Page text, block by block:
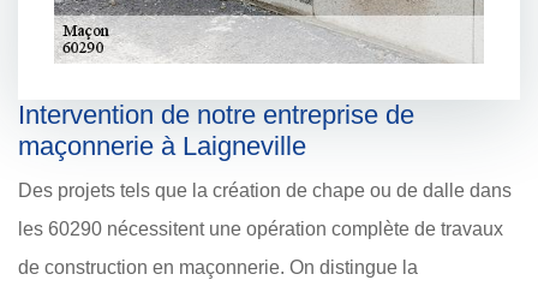
Intervention de notre entreprise de
maçonnerie à Laigneville
Des projets tels que la création de chape ou de dalle dans
les 60290 nécessitent une opération complète de travaux
de construction en maçonnerie. On distingue la